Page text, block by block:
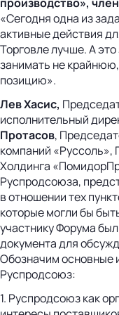
«Сегодня одна из
активные действия
Торговле лучше. А
занимать не
позицию».
Лев Хасис,
исполнительный
Протасов,
компаний «Руссоль»,
Холдинга
Руспродсоюза,
в отношении тех
которые могли бы
участнику Форума
документа для
Обозначим основные
Руспродсоюз:
1. Руспродсоюз как